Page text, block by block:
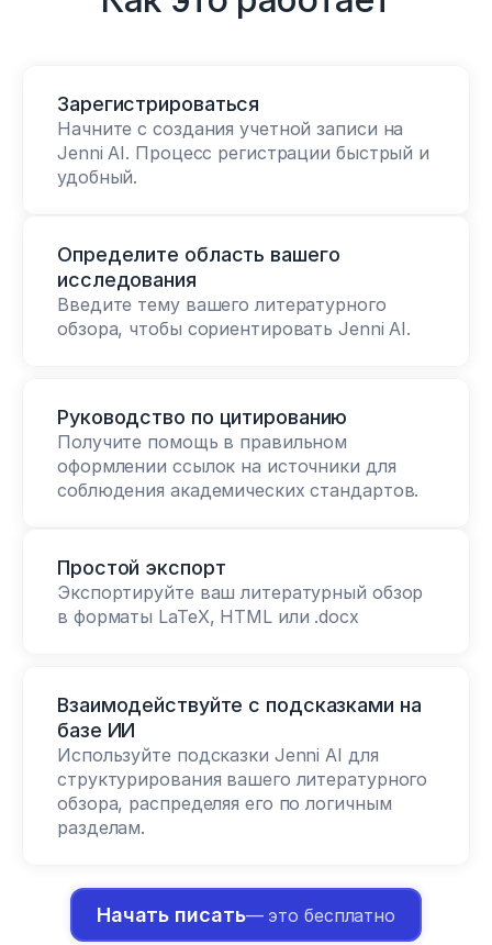
Зарегистрироваться
Начните с создания учетной записи на
Jenni AI. Процесс регистрации быстрый и
удобный.
Определите область вашего
исследования
Введите тему вашего литературного
обзора, чтобы сориентировать Jenni AI.
Руководство по цитированию
Получите помощь в правильном
оформлении ссылок на источники для
соблюдения академических стандартов.
Простой экспорт
Экспортируйте ваш литературный обзор
в форматы LaTeX, HTML или .docx
Взаимодействуйте с подсказками на
базе ИИ
Используйте подсказки Jenni AI для
структурирования вашего литературного
обзора, распределяя его по логичным
разделам.
Начать писать— это бесплатно